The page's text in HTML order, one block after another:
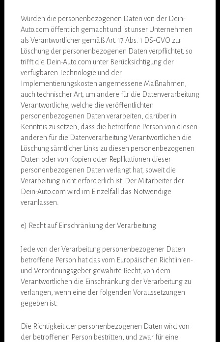
Wurden die personenbezogenen Daten von der Dein-
Auto.com öffentlich gemacht und ist unser Unternehmen
als Verantwortlicher gemäß Art. 17 Abs. 1 DS-GVO zur
Löschung der personenbezogenen Daten verpflichtet, so
trifft die Dein-Auto.com unter Berücksichtigung der
verfügbaren Technologie und der
Implementierungskosten angemessene Maßnahmen,
auch technischer Art, um andere für die Datenverarbeitung
Verantwortliche, welche die veröffentlichten
personenbezogenen Daten verarbeiten, darüber in
Kenntnis zu setzen, dass die betroffene Person von diesen
anderen für die Datenverarbeitung Verantwortlichen die
Löschung sämtlicher Links zu diesen personenbezogenen
Daten oder von Kopien oder Replikationen dieser
personenbezogenen Daten verlangt hat, soweit die
Verarbeitung nicht erforderlich ist. Der Mitarbeiter der
Dein-Auto.com wird im Einzelfall das Notwendige
veranlassen.
e) Recht auf Einschränkung der Verarbeitung
Jede von der Verarbeitung personenbezogener Daten
betroffene Person hat das vom Europäischen Richtlinien-
und Verordnungsgeber gewährte Recht, von dem
Verantwortlichen die Einschränkung der Verarbeitung zu
verlangen, wenn eine der folgenden Voraussetzungen
gegeben ist:
Die Richtigkeit der personenbezogenen Daten wird von
der betroffenen Person bestritten, und zwar für eine